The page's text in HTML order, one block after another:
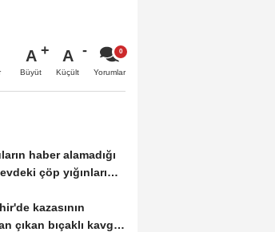
A
Büyüt
A
Küçült Yorumlar
haber alamadığı
çöp yığınları
kazasının
çıkan bıçaklı kavga